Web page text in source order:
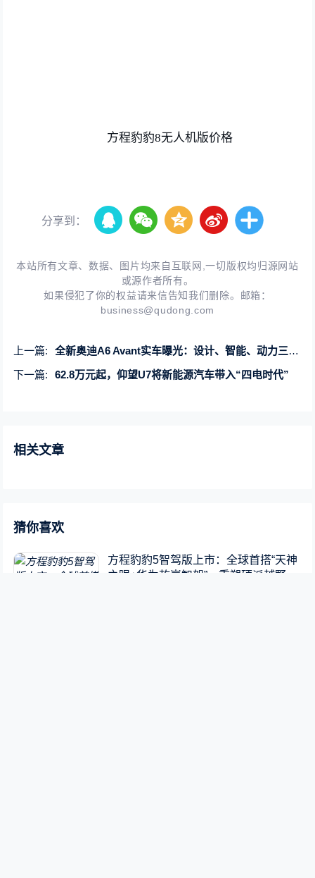
方程豹豹8无人机版价格
分享到：
本站所有文章、数据、图片均来自互联网,一切版权均归源网站
或源作者所有。
如果侵犯了你的权益请来信告知我们删除。邮箱：
business@qudong.com
上一篇:
全新奥迪A6 Avant实车曝光：设计、智能、动力三重进化，3月4日全球首发
下一篇:
62.8万元起，仰望U7将新能源汽车带入“四电时代”
相关文章
猜你喜欢
方程豹豹5智驾版上市：全球首搭“天神
之眼+华为乾崑智驾”，重塑硬派越野新